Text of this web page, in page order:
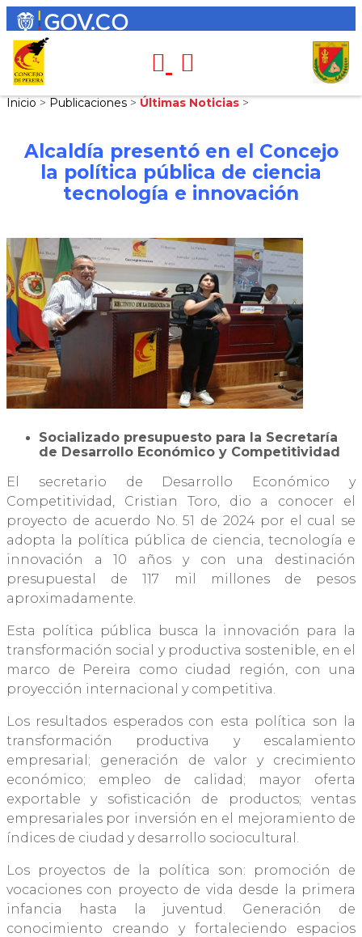
Inicio > Publicaciones > Últimas Noticias >
Alcaldía presentó en el Concejo
la política pública de ciencia
tecnología e innovación
Socializado presupuesto para la Secretaría
de Desarrollo Económico y Competitividad
El secretario de Desarrollo Económico y
Competitividad, Cristian Toro, dio a conocer el
proyecto de acuerdo No. 51 de 2024 por el cual se
adopta la política pública de ciencia, tecnología e
innovación a 10 años y con una destinación
presupuestal de 117 mil millones de pesos
aproximadamente.
Esta política pública busca la innovación para la
transformación social y productiva sostenible, en el
marco de Pereira como ciudad región, con una
proyección internacional y competitiva.
Los resultados esperados con esta política son la
transformación productiva y escalamiento
empresarial; generación de valor y crecimiento
económico; empleo de calidad; mayor oferta
exportable y sofisticación de productos; ventas
empresariales por inversión en el mejoramiento de
índices de ciudad y desarrollo sociocultural.
Los proyectos de la política son: promoción de
vocaciones con proyecto de vida desde la primera
infancia hasta la juventud. Generación de
conocimiento creando y fortaleciendo espacios